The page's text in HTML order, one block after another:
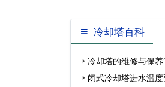
冷却塔百科
冷却塔的维修与保
闭式冷却塔进水温